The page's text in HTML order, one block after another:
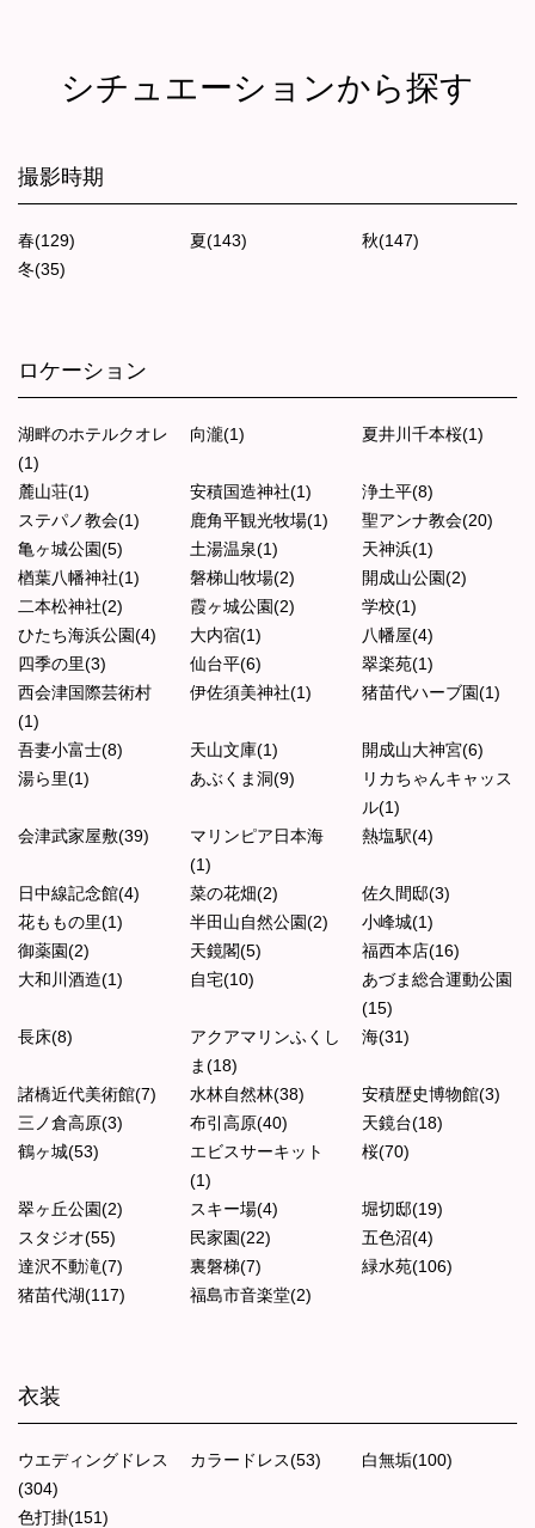
シチュエーションから探す
撮影時期
春(129) 夏(143)
秋(147)
冬(35)
ロケーション
湖畔のホテルクオレ
(1)
向瀧(1) 夏井川千本桜(1)
麓山荘(1) 安積国造神社(1)
浄土平(8)
ステパノ教会(1)
鹿角平観光牧場(1)
聖アンナ教会(20)
亀ヶ城公園(5)
土湯温泉(1)
天神浜(1)
楢葉八幡神社(1)
磐梯山牧場(2)
開成山公園(2)
二本松神社(2)
霞ヶ城公園(2)
学校(1)
ひたち海浜公園(4)
大内宿(1)
八幡屋(4)
四季の里(3)
仙台平(6)
翠楽苑(1)
西会津国際芸術村
(1)
伊佐須美神社(1) 猪苗代ハーブ園(1)
吾妻小富士(8) 天山文庫(1)
開成山大神宮(6)
湯ら里(1)
あぶくま洞(9)
リカちゃんキャッス
ル(1)
会津武家屋敷(39)
マリンピア日本海
(1)
熱塩駅(4)
日中線記念館(4) 菜の花畑(2)
佐久間邸(3)
花ももの里(1)
半田山自然公園(2)
小峰城(1)
御薬園(2)
天鏡閣(5)
福西本店(16)
大和川酒造(1)
自宅(10)
あづま総合運動公園
(15)
長床(8)
アクアマリンふくし
ま(18)
海(31)
諸橋近代美術館(7) 水林自然林(38)
安積歴史博物館(3)
三ノ倉高原(3)
布引高原(40)
天鏡台(18)
鶴ヶ城(53)
エビスサーキット
(1)
桜(70)
翠ヶ丘公園(2) スキー場(4)
堀切邸(19)
スタジオ(55)
民家園(22)
五色沼(4)
達沢不動滝(7)
裏磐梯(7)
緑水苑(106)
猪苗代湖(117)
福島市音楽堂(2)
衣装
ウエディングドレス
(304)
カラードレス(53) 白無垢(100)
色打掛(151)